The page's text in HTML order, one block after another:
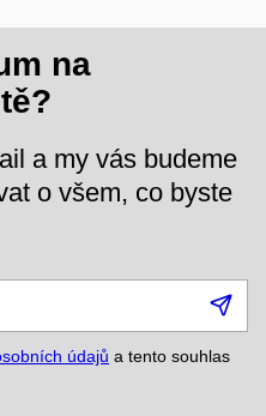
na
a my vás budeme
o všem, co byste
údajů a tento souhlas